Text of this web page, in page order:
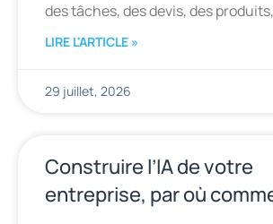
des tâches, des devis, des produits,
LIRE L'ARTICLE »
29 juillet, 2026
Construire l’IA de votre
entreprise, par où